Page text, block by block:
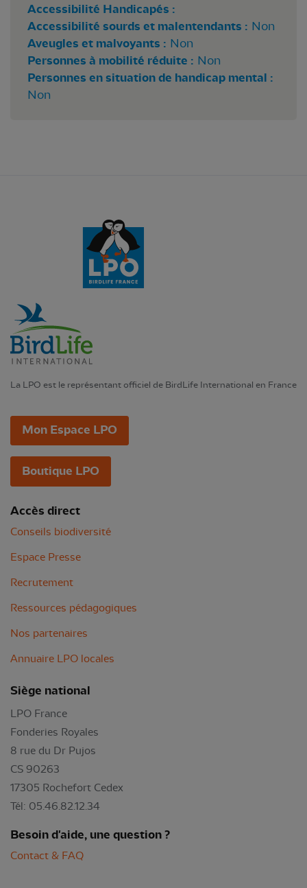
Accessibilité Handicapés :
Accessibilité sourds et malentendants : Non
Aveugles et malvoyants : Non
Personnes à mobilité réduite : Non
Personnes en situation de handicap mental :
Non
La LPO est le représentant officiel de BirdLife International en France
Mon Espace LPO
Boutique LPO
Accès direct
Conseils biodiversité
Espace Presse
Recrutement
Ressources pédagogiques
Nos partenaires
Annuaire LPO locales
Siège national
LPO France
Fonderies Royales
8 rue du Dr Pujos
CS 90263
17305 Rochefort Cedex
Tél: 05.46.82.12.34
Besoin d'aide, une question ?
Contact & FAQ